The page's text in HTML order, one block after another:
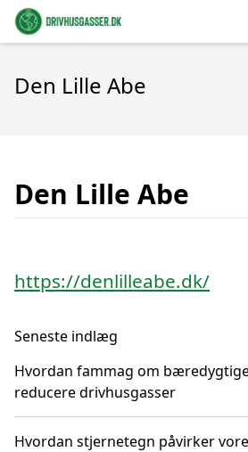
Den Lille Abe
Den Lille Abe
https://denlilleabe.dk/
Seneste indlæg
Hvordan fammag om
reducere drivhusgasser
Hvordan stjernetegn påvirker